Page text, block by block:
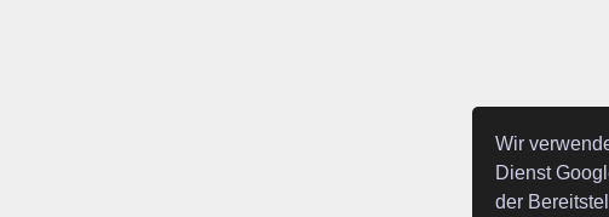
Wir
Dienst
der